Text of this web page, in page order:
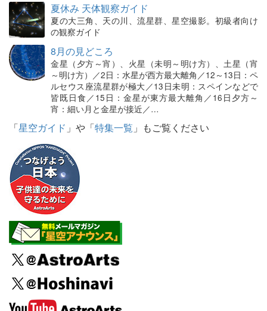
夏休み 天体観察ガイド
夏の大三角、天の川、流星群、星空撮影。初級者向け
の観察ガイド
8月の見どころ
金星（夕方～宵）、火星（未明～明け方）、土星（宵
～明け方）／2日：水星が西方最大離角／12～13日：ペ
ルセウス座流星群が極大／13日未明：スペインなどで
皆既日食／15日：金星が東方最大離角／16日夕方～
宵：細い月と金星が接近／…
「星空ガイド 」や「特集一覧 」もご覧ください